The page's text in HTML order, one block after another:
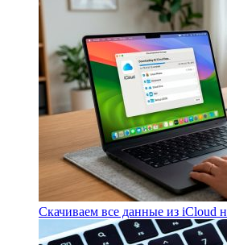
Скачиваем все данные из iCloud